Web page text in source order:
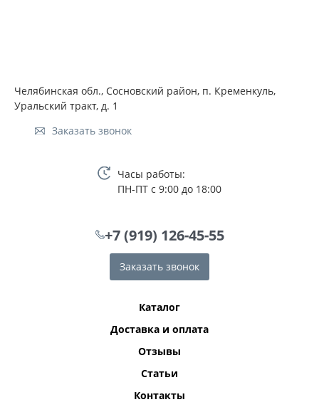
Челябинская обл., Сосновский район, п. Кременкуль,
Уральский тракт, д. 1
Заказать звонок
Часы работы:
ПН-ПТ с 9:00 до 18:00
+7 (919) 126-45-55
Заказать звонок
Каталог
Доставка и оплата
Отзывы
Статьи
Контакты